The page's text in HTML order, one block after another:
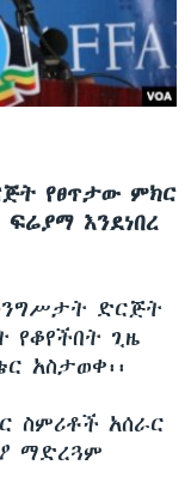
የፀጥታው ምክር
እንደነበረ
ድርጅት
የቆየችበት ጊዜ
አስታወቀ፡፡
ስምሪቶች አሰራር
ማድረጓም